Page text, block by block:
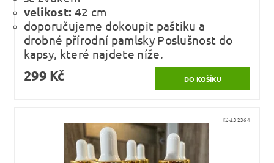
velikost: 42 cm
doporučujeme dokoupit paštiku a
drobné přírodní pamlsky Poslušnost do
kapsy, které najdete níže.
299 Kč
Kód:32364